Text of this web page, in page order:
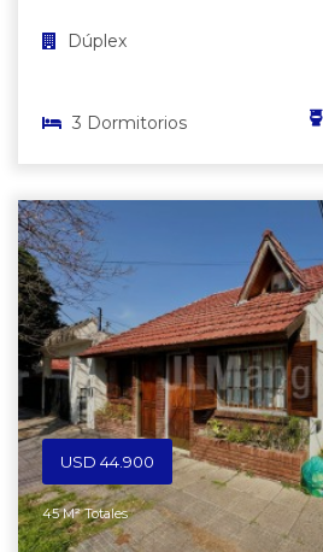
Dúplex
3 Dormitorios
USD 44.900
45 M² Totales